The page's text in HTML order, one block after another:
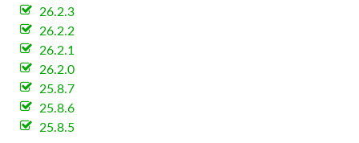
26.2.3
26.2.2
26.2.1
26.2.0
25.8.7
25.8.6
25.8.5